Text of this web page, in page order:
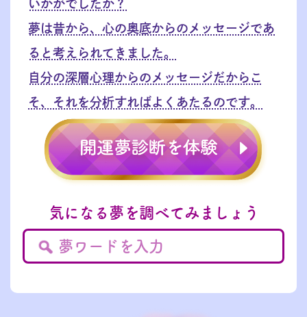
いかがでしたか？
夢は昔から、心の奥底からのメッセージであ
ると考えられてきました。
自分の深層心理からのメッセージだからこ
そ、それを分析すればよくあたるのです。
気になる夢を調べてみましょう